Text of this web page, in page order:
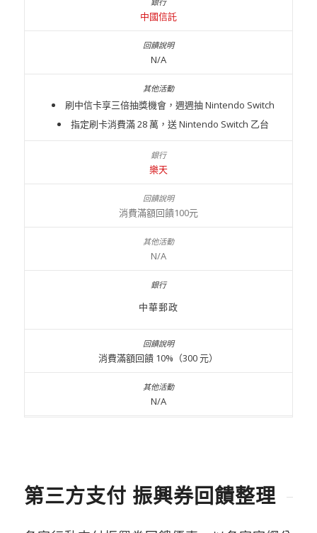
中國信託
N/A
刷中信卡享三倍抽獎機會，週週抽 Nintendo Switch
指定刷卡消費滿 28 萬，送 Nintendo Switch 乙台
樂天
消費滿額回饋100元
N/A
中華郵政
消費滿額回饋 10%（300 元）
N/A
第三方支付 振興券回饋整理